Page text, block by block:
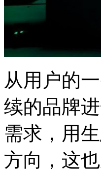
从用户的
续的品牌
需求，用
方向，这